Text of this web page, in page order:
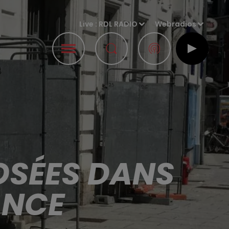
Live : RDL RADIO Webradios
DANS